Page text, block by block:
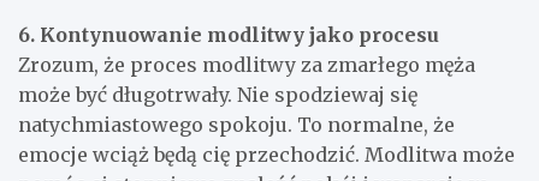
6. Kontynuowanie modlitwy jako procesu
Zrozum, że proces modlitwy za zmarłego męża
może być długotrwały. Nie spodziewaj się
natychmiastowego spokoju. To normalne, że
emocje wciąż będą cię przechodzić. Modlitwa może